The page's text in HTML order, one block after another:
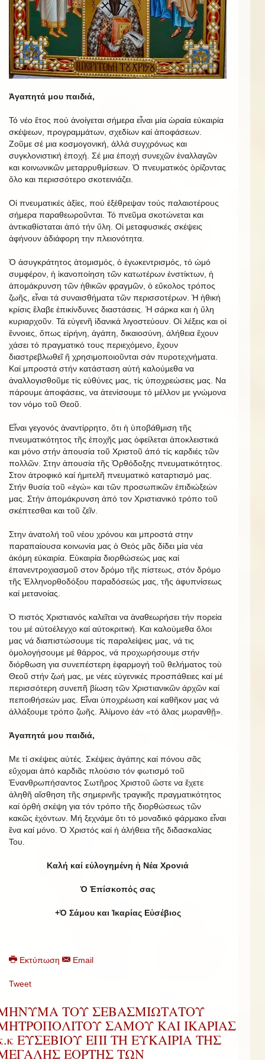
Ἀγαπητά μου παιδιά,
Τό νέο ἔτος πού ἀνοίγεται σήμερα εἶναι μία ὡραία εὐκαιρία
σκέψεων, προγραμμάτων, σχεδίων καί ἀποφάσεων.
Ζοῦμε σέ μια κοσμογονική, ἀλλά συγχρόνως και
συγκλονιστική ἐποχή. Σέ μια ἐποχή συνεχῶν ἐναλλαγῶν
και κοινωνικῶν μεταρρυθμίσεων. Ὁ πνευματικός ὁρίζοντας
ὅλο και περισσότερο σκοτεινιάζει.
Οἱ πνευματικές ἀξίες, πού ἐξέθρεψαν τούς παλαιοτέρους
σήμερα παραθεωροῦνται. Τό πνεῦμα σκοτώνεται και
ἀντικαθίσταται ἀπό τήν ὕλη. Οἱ μεταφυσικές σκέψεις
ἀφήνουν ἀδιάφορη την πλειονότητα.
Ὁ ἀσυγκράτητος ἀτομισμός, ὁ ἐγωκεντρισμός, τό ὠμό
συμφέρον, ἡ ἱκανοποίηση τῶν κατωτέρων ἐνστίκτων, ἡ
ἀπομάκρυνση τῶν ἠθικῶν φραγμῶν, ὁ εὔκολος τρόπος
ζωῆς, εἶναι τά συναισθήματα τῶν περισσοτέρων. Ἡ ἠθική
κρίσις ἔλαβε ἐπικίνδυνες διαστάσεις. Ἡ σάρκα και ἡ ὕλη
κυριαρχοῦν. Τά εὐγενῆ ἰδανικά λιγοστεύουν. Οἱ λέξεις και οἱ
ἔννοιες, ὅπως εἰρήνη, ἀγάπη, δικαιοσύνη, ἀλήθεια ἔχουν
χάσει τό πραγματικό τους περιεχόμενο, ἔχουν
διαστρεβλωθεῖ ἤ χρησιμοποιοῦνται σάν πυροτεχνήματα.
Καί μπροστά στήν κατάσταση αὐτή καλούμεθα να
ἀναλλογισθοῦμε τίς εὐθύνες μας, τίς ὑποχρεώσεις μας. Να
πάρουμε ἀποφάσεις, να ἀτενίσουμε τό μέλλον με γνώμονα
τον νόμο τοῦ Θεοῦ.
Εἶναι γεγονός ἀναντίρρητο, ὅτι ἡ ὑποβάθμιση τῆς
πνευματικότητος τῆς ἐποχῆς μας ὀφείλεται ἀποκλειστικά
και μόνο στήν ἀπουσία τοῦ Χριστοῦ άπό τίς καρδιές τῶν
πολλῶν. Στην ἀπουσία τῆς Ὀρθόδοξης πνευματικότητος.
Στον ἀτροφικό καί ἡμιτελῆ πνευματικό καταρτισμό μας.
Στήν θυσία τοῦ «ἐγώ» και τῶν προσωπικῶν ἐπιδιώξεών
μας. Στήν ἀπομάκρυνση ἀπό τον Χριστιανικό τρόπο τοῦ
σκέπτεσθαι και τοῦ ζεῖν.
Στην ἀνατολή τοῦ νέου χρόνου και μπροστά στην
παραπαίουσα κοινωνία μας ὁ Θεός μᾶς δίδει μία νέα
ἀκόμη εὐκαιρία. Εὐκαιρία διορθώσεώς μας καί
ἐπανεντροχιασμοῦ στον δρόμο τῆς πίστεως, στόν δρόμο
τῆς Ἑλληνορθοδόξου παραδόσεώς μας, τῆς ἀφυπνίσεως
καί μετανοίας.
Ὁ πιστός Χριστιανός καλεῖται να ἀναθεωρήσει τήν πορεία
του μέ αὐτοέλεγχο καί αὐτοκριτική. Και καλούμεθα ὅλοι
μας νά διαπιστώσουμε τίς παραλείψεις μας, νά τις
ὁμολογήσουμε μέ θάρρος, νά προχωρήσουμε στήν
διόρθωση για συνεπέστερη ἐφαρμογή τοῦ θελήματος τοὺ
Θεοῦ στήν ζωή μας, με νέες εὐγενικές προσπάθειες καί μέ
περισσότερη συνεπῆ βίωση τῶν Χριστιανικῶν άρχῶν καί
πεποιθήσεών μας. Εἶναι ὑποχρέωση καί καθῆκον μας νά
ἀλλάξουμε τρόπο ζωῆς. Ἀλίμονο ἐάν «τό ἅλας μωρανθῇ».
Ἀγαπητά μου παιδιά,
Με τί σκέψεις αὐτές. Σκέψεις ἀγάπης καί πόνου σᾶς
εὔχομαι ἀπό καρδιᾶς πλούσιο τόν φωτισμό τοῦ
Ἐνανθρωπήσαντος Σωτῆρος Χριστοῦ ὥστε να ἔχετε
ἀληθῆ αἴσθηση τῆς σημερινῆς τραγικῆς πραγματικότητος
καί ὀρθή σκέψη για τόν τρόπο τῆς διορθώσεως τῶν
κακῶς ἐχόντων. Μή ξεχνάμε ὅτι τό μοναδικό φάρμακο εἶναι
ἕνα καί μόνο. Ὁ Χριστός καί ἡ ἀλήθεια τῆς διδασκαλίας
Του.
Καλή καί εὐλογημένη ἡ Νέα Χρονιά
Ὁ Ἐπίσκοπός σας
+Ὁ Σάμου και Ἰκαρίας Εὐσέβιος
Εκτύπωση Email
Tweet
ΤΟΥ ΣΕΒΑΣΜΙΩΤΑΤΟΥ
ΣΑΜΟΥ ΚΑΙ ΙΚΑΡΙΑΣ
ΕΥΣΕΒΙΟΥ ΕΠΙ ΤΗ ΕΥΚΑΙΡΙΑ ΤΗΣ
ΕΟΡΤΗΣ ΤΩΝ